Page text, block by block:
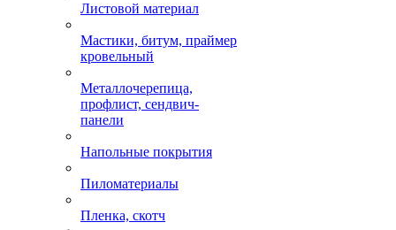
Листовой материал
Мастики, битум, праймер
кровельный
Металлочерепица,
профлист, сендвич-
панели
Напольные покрытия
Пиломатериалы
Пленка, скотч